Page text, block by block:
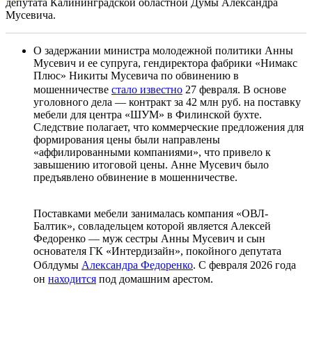
депутата Калининградской областной Думы Александра
Мусевича.
О задержании министра молодежной политики Анны
Мусевич и ее супруга, гендиректора фабрики «Нимакс
Плюс» Никиты Мусевича по обвинению в
мошенничестве стало известно 27 февраля. В основе
уголовного дела — контракт за 42 млн руб. на поставку
мебели для центра «ШУМ» в Филинской бухте.
Следствие полагает, что коммерческие предложения для
формирования цены были направлены
«аффилированными компаниями», что привело к
завышению итоговой цены. Анне Мусевич было
предъявлено обвинение в мошенничестве.
Поставками мебели занималась компания «ОВЛ-
Балтик», совладельцем которой является Алексей
Федоренко — муж сестры Анны Мусевич и сын
основателя ГК «Интердизайн», покойного депутата
Облдумы Александра Федоренко. С февраля 2026 года
он находится под домашним арестом.